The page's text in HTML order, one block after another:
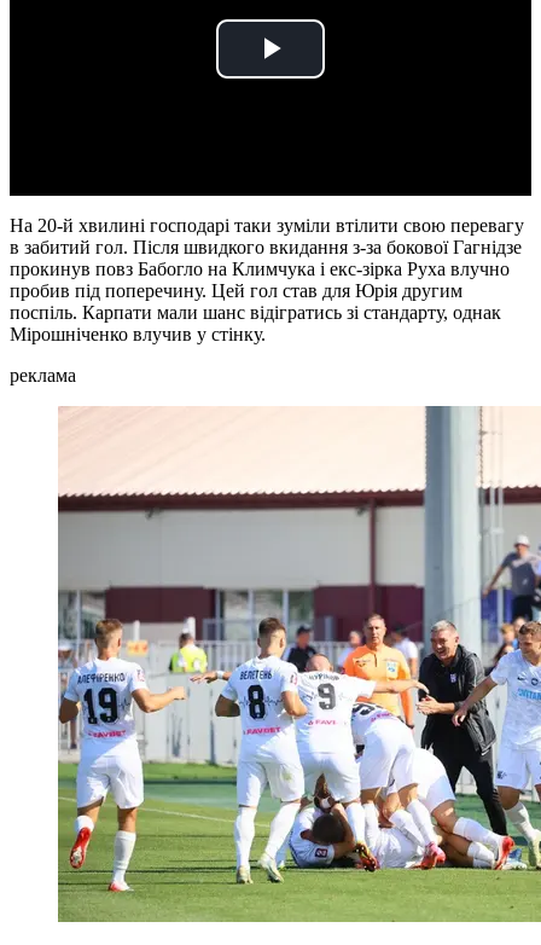
Play
На 20-й хвилині господарі таки зуміли втілити свою перевагу
в забитий гол. Після швидкого вкидання з-за бокової Гагнідзе
прокинув повз Бабогло на Климчука і екс-зірка Руха влучно
пробив під поперечину. Цей гол став для Юрія другим
поспіль. Карпати мали шанс відігратись зі стандарту, однак
Мірошніченко влучив у стінку.
реклама